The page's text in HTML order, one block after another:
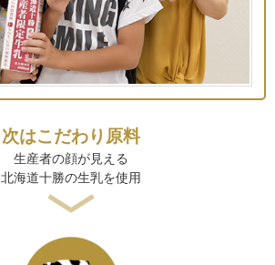
次はこだわり原料
生産者の顔が見える
北海道十勝の生乳を使用